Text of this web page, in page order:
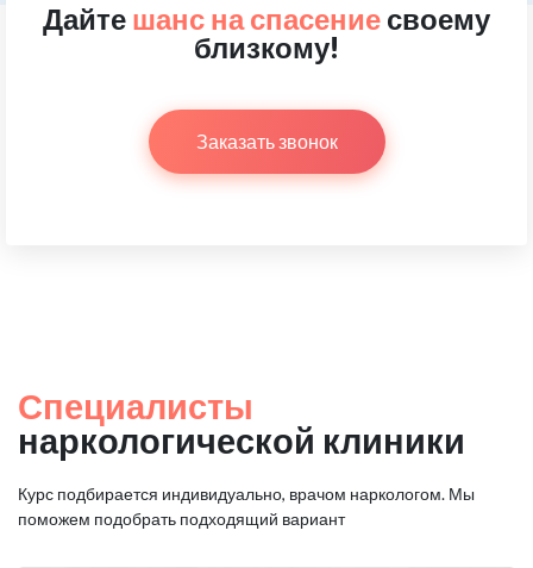
Дайте шанс на спасение своему
близкому!
Заказать звонок
Специалисты
наркологической клиники
Курс подбирается индивидуально, врачом наркологом. Мы
поможем подобрать подходящий вариант